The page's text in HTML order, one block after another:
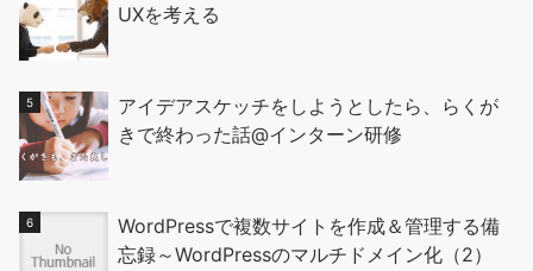
UXを考える
アイデアスケッチをしようとしたら、らくが
きで終わった話@インターン研修
WordPressで複数サイトを作成＆管理する備
忘録～WordPressのマルチドメイン化（2）